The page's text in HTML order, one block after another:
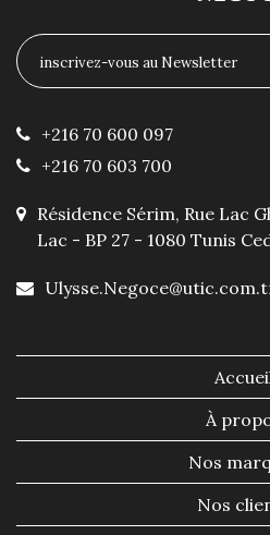
À
Nos
Nos
+216 70 600 097
+216 70 603 700
Résidence Sérim, Rue Lac
Lac - BP 27 - 1080 Tunis